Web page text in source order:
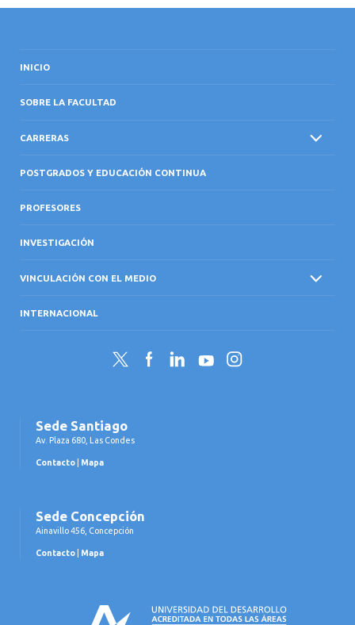
INICIO
SOBRE LA FACULTAD
CARRERAS
POSTGRADOS Y EDUCACIÓN CONTINUA
PROFESORES
INVESTIGACIÓN
VINCULACIÓN CON EL MEDIO
INTERNACIONAL
Twitter FacebookLinkedInYouTubeInstagram
Sede Santiago
Av. Plaza 680, Las Condes
Contacto Mapa
Sede Concepción
Ainavillo 456, Concepción
Contacto Mapa